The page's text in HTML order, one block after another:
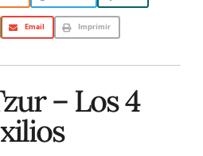
Email Imprimir
– Los 4